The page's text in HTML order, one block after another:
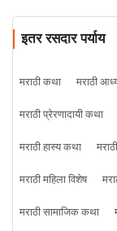
इतर रसदार पर्याय
मराठी कथा मराठी
मराठी प्रेरणादायी कथा
मराठी हास्य कथा
मराठी महिला विशेष
मराठी सामाजिक कथा